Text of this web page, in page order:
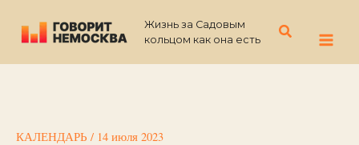
содержимому
Жизнь за Садовым
кольцом как она есть
Поиск
КАЛЕНДАРЬ / 14 июля 2023